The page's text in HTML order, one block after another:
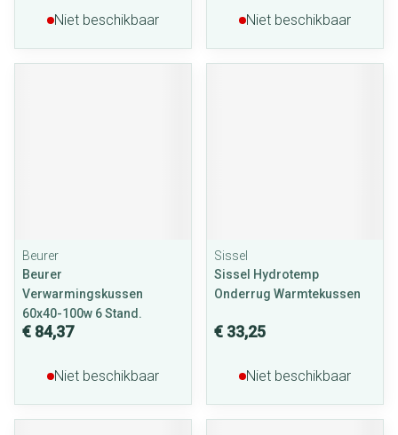
Niet beschikbaar Niet beschikbaar
Beurer
Beurer
Verwarmingskussen
60x40-100w 6 Stand.
€ 84,37
Niet beschikbaar
Sissel
Sissel Hydrotemp
Onderrug Warmtekussen
€ 33,25
Niet beschikbaar